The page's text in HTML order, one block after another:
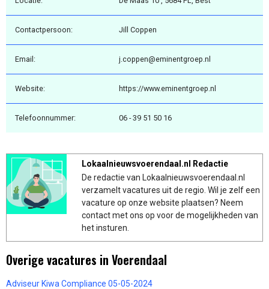
Contactpersoon: Jill Coppen
Email: j.coppen@eminentgroep.nl
Website: https://www.eminentgroep.nl
Telefoonnummer: 06 - 39 51 50 16
Lokaalnieuwsvoerendaal.nl Redactie
De redactie van Lokaalnieuwsvoerendaal.nl
verzamelt vacatures uit de regio. Wil je zelf een
vacature op onze website plaatsen? Neem
contact met ons op voor de mogelijkheden van
het insturen.
Overige vacatures in Voerendaal
Adviseur Kiwa Compliance 05-05-2024